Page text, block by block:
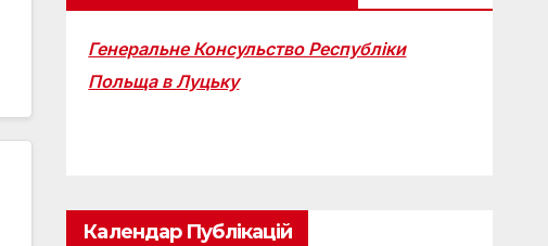
Генеральне Консульство Республіки
Польща в Луцьку
Календар Публікацій